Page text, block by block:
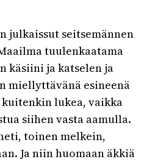
julkaissut seitsemännen
tuulenkaatama
käsiini ja katselen ja
miellyttävänä esineenä
lukea, vaikka
siihen vasta aamulla.
toinen melkein,
Ja niin huomaan äkkiä